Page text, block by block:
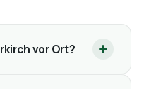
vor Ort?